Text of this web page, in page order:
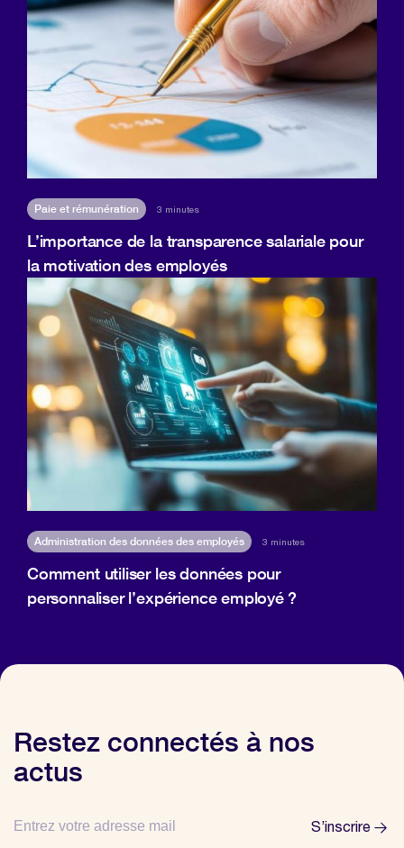
Paie et rémunération 3 minutes
L’importance de la transparence salariale pour
la motivation des employés
Administration des données des employés 3 minutes
Comment utiliser les données pour
personnaliser l’expérience employé ?
Restez connectés à nos
actus
S’inscrire